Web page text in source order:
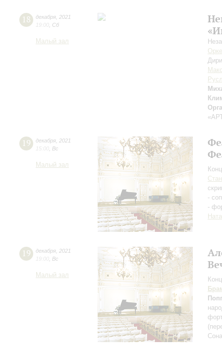
18 декабря 2021
19:00 Сб
Малый зал
19 декабря 2021
15:00 Вс
Малый зал
-
-
19 декабря 2021
19:00 Вс
Малый зал